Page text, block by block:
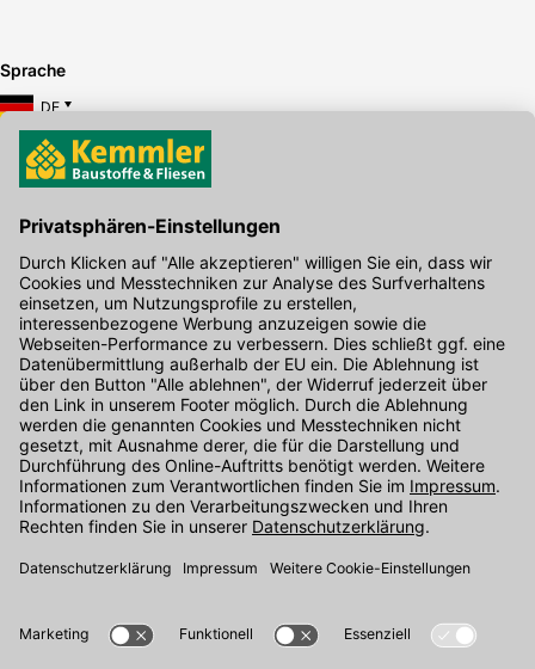
Sprache
DE
Hier gibt's die kostenlose App
Kontakt
Unser Onlineshop Team ist montags bis freitags von 08:00 - 17:00
Uhr unter der Telefonnummer07071 / 151-151für Sie erreichbar.
Alternativ können Sie unser Kontaktformular nutzen.
Den Kontakt direkt in unsere Niederlassungen finden Sie